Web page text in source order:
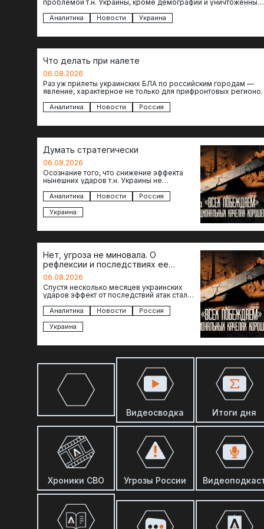
проблемой т.н. Украины, кроме демографии и уничтоженных
Аналитика Новости Украина
Что делать при налете
06.08.2026
Раз уж прилеты украинских БЛА по российским городам —
явление, характерное не только для прифронтовых
Аналитика Новости Россия
Думать стратегически
06.08.2026
Осознание того, что снижение эффекта
нынешних ударов т.н. Украины не
— повод задаться вопросом: что делать…
Аналитика Новости
Россия
Украина
Нет, угроза не миновала. О
рефлексии и последствиях ее
отсутствия
06.08.2026
Спустя несколько месяцев украинских
ударов эффект от последствий атак стал
коллапса розничной торговли не…
Аналитика Новости
Россия
Украина
Видеосводка Итоги дня
Хроники СВО Угрозы России